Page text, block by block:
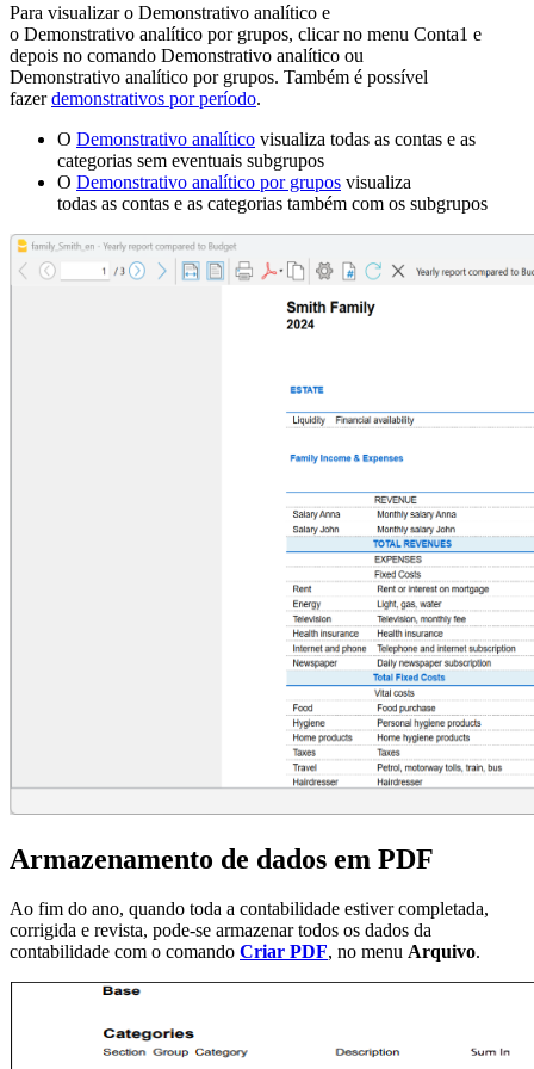
Para visualizar o Demonstrativo analítico e
o Demonstrativo analítico por grupos, clicar no menu Conta1 e
depois no comando Demonstrativo analítico ou
Demonstrativo analítico por grupos. Também é possível
fazerdemonstrativos por período.
O Demonstrativo analítico visualiza todas as contas e as
categorias sem eventuais subgrupos
O Demonstrativo analítico por grupos visualiza
todas as contas e as categorias também com os subgrupos
Armazenamento de dados em PDF
Ao fim do ano, quando toda a contabilidade estiver completada,
corrigida e revista, pode-se armazenar todos os dados da
contabilidade com o comando Criar PDF, no menu Arquivo.